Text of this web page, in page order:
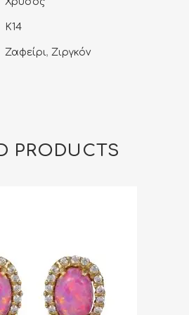
K14
Ζαφείρι, Ζιργκόν
PRODUCTS